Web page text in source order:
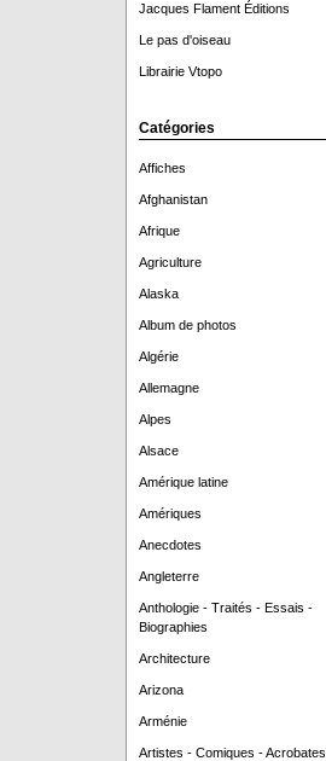
Jacques Flament Éditions
Le pas d'oiseau
Librairie Vtopo
Catégories
Affiches
Afghanistan
Afrique
Agriculture
Alaska
Album de photos
Algérie
Allemagne
Alpes
Alsace
Amérique latine
Amériques
Anecdotes
Angleterre
Anthologie - Traités - Essais -
Biographies
Architecture
Arizona
Arménie
Artistes - Comiques - Acrobates